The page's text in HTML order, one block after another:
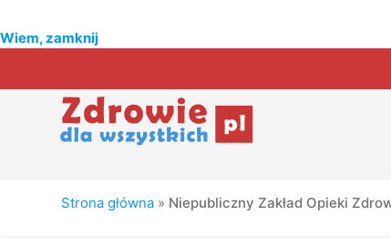
Wiem, zamknij
Strona główna » Niepubliczny Zakład Opieki